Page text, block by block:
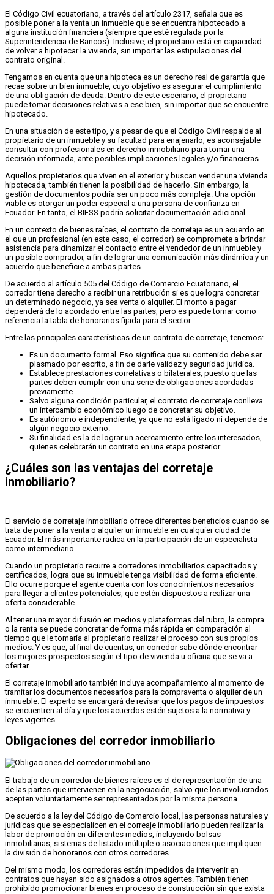
El Código Civil ecuatoriano, a través del artículo 2317, señala que es
posible poner a la venta un inmueble que se encuentra hipotecado a
alguna institución financiera (siempre que esté regulada por la
Superintendencia de Bancos). Inclusive, el propietario está en capacidad
de volver a hipotecar la vivienda, sin importar las estipulaciones del
contrato original.
Tengamos en cuenta que una hipoteca es un derecho real de garantía que
recae sobre un bien inmueble, cuyo objetivo es asegurar el cumplimiento
de una obligación de deuda. Dentro de este escenario, el propietario
puede tomar decisiones relativas a ese bien, sin importar que se encuentre
hipotecado.
En una situación de este tipo, y a pesar de que el Código Civil respalde al
propietario de un inmueble y su facultad para enajenarlo, es aconsejable
consultar con profesionales en derecho inmobiliario para tomar una
decisión informada, ante posibles implicaciones legales y/o financieras.
Aquellos propietarios que viven en el exterior y buscan vender una vivienda
hipotecada, también tienen la posibilidad de hacerlo. Sin embargo, la
gestión de documentos podría ser un poco más compleja. Una opción
viable es otorgar un poder especial a una persona de confianza en
Ecuador. En tanto, el BIESS podría solicitar documentación adicional.
En un contexto de bienes raíces, el contrato de corretaje es un acuerdo en
el que un profesional (en este caso, el corredor) se compromete a brindar
asistencia para dinamizar el contacto entre el vendedor de un inmueble y
un posible comprador, a fin de lograr una comunicación más dinámica y un
acuerdo que beneficie a ambas partes.
De acuerdo al artículo 505 del Código de Comercio Ecuatoriano, el
corredor tiene derecho a recibir una retribución si es que logra concretar
un determinado negocio, ya sea venta o alquiler. El monto a pagar
dependerá de lo acordado entre las partes, pero es puede tomar como
referencia la tabla de honorarios fijada para el sector.
Entre las principales características de un contrato de corretaje, tenemos:
Es un documento formal. Eso significa que su contenido debe ser
plasmado por escrito, a fin de darle validez y seguridad jurídica.
Establece prestaciones correlativas o bilaterales, puesto que las
partes deben cumplir con una serie de obligaciones acordadas
previamente.
Salvo alguna condición particular, el contrato de corretaje conlleva
un intercambio económico luego de concretar su objetivo.
Es autónomo e independiente, ya que no está ligado ni depende de
algún negocio externo.
Su finalidad es la de lograr un acercamiento entre los interesados,
quienes celebrarán un contrato en una etapa posterior.
¿Cuáles son las ventajas del corretaje
inmobiliario?
El servicio de corretaje inmobiliario ofrece diferentes beneficios cuando se
trata de poner a la venta o alquiler un inmueble en cualquier ciudad de
Ecuador. El más importante radica en la participación de un especialista
como intermediario.
Cuando un propietario recurre a corredores inmobiliarios capacitados y
certificados, logra que su inmueble tenga visibilidad de forma eficiente.
Ello ocurre porque el agente cuenta con los conocimientos necesarios
para llegar a clientes potenciales, que estén dispuestos a realizar una
oferta considerable.
Al tener una mayor difusión en medios y plataformas del rubro, la compra
o la renta se puede concretar de forma más rápida en comparación al
tiempo que le tomaría al propietario realizar el proceso con sus propios
medios. Y es que, al final de cuentas, un corredor sabe dónde encontrar
los mejores prospectos según el tipo de vivienda u oficina que se va a
ofertar.
El corretaje inmobiliario también incluye acompañamiento al momento de
tramitar los documentos necesarios para la compraventa o alquiler de un
inmueble. El experto se encargará de revisar que los pagos de impuestos
se encuentren al día y que los acuerdos estén sujetos a la normativa y
leyes vigentes.
Obligaciones del corredor inmobiliario
El trabajo de un corredor de bienes raíces es el de representación de una
de las partes que intervienen en la negociación, salvo que los involucrados
acepten voluntariamente ser representados por la misma persona.
De acuerdo a la ley del Código de Comercio local, las personas naturales y
jurídicas que se especialicen en el correaje inmobiliario pueden realizar la
labor de promoción en diferentes medios, incluyendo bolsas
inmobiliarias, sistemas de listado múltiple o asociaciones que impliquen
la división de honorarios con otros corredores.
Del mismo modo, los corredores están impedidos de intervenir en
contratos que hayan sido asignados a otros agentes. También tienen
prohibido promocionar bienes en proceso de construcción sin que exista